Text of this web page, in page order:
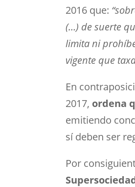
2016 que:
(…) de suerte
limita ni
vigente que
En
2017, ordena
emitiendo
sí deben ser
Por